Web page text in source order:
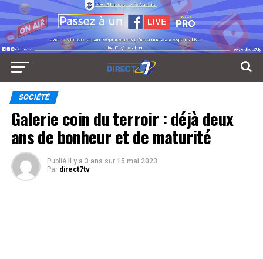
SOCIÉTÉ
Galerie coin du terroir : déjà deux
ans de bonheur et de maturité
Publié il y a 3 ans sur 15 mai 2023
Par direct7tv